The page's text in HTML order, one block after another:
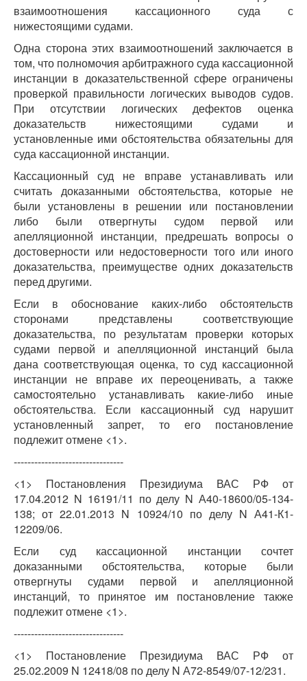
взаимоотношения кассационного суда с
нижестоящими судами.
Одна сторона этих взаимоотношений заключается в
том, что полномочия арбитражного суда кассационной
инстанции в доказательственной сфере ограничены
проверкой правильности логических выводов судов.
При отсутствии логических дефектов оценка
доказательств нижестоящими судами и
установленные ими обстоятельства обязательны для
суда кассационной инстанции.
Кассационный суд не вправе устанавливать или
считать доказанными обстоятельства, которые не
были установлены в решении или постановлении
либо были отвергнуты судом первой или
апелляционной инстанции, предрешать вопросы о
достоверности или недостоверности того или иного
доказательства, преимуществе одних доказательств
перед другими.
Если в обоснование каких-либо обстоятельств
сторонами представлены соответствующие
доказательства, по результатам проверки которых
судами первой и апелляционной инстанций была
дана соответствующая оценка, то суд кассационной
инстанции не вправе их переоценивать, а также
самостоятельно устанавливать какие-либо иные
обстоятельства. Если кассационный суд нарушит
установленный запрет, то его постановление
подлежит отмене <1>.
--------------------------------
<1> Постановления Президиума ВАС РФ от
17.04.2012 N 16191/11 по делу N А40-18600/05-134-
138; от 22.01.2013 N 10924/10 по делу N А41-К1-
12209/06.
Если суд кассационной инстанции сочтет
доказанными обстоятельства, которые были
отвергнуты судами первой и апелляционной
инстанций, то принятое им постановление также
подлежит отмене <1>.
--------------------------------
<1> Постановление Президиума ВАС РФ от
25.02.2009 N 12418/08 по делу N А72-8549/07-12/231.